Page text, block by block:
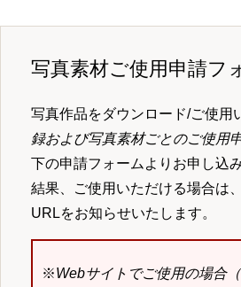
写真素材ご使用申請フ
写真作品をダウンロード/ご使用
録および写真素材ごとのご使用
下の申請フォームよりお申し込
結果、ご使用いただける場合は
URLをお知らせいたします。
※Webサイトでご使用の場合